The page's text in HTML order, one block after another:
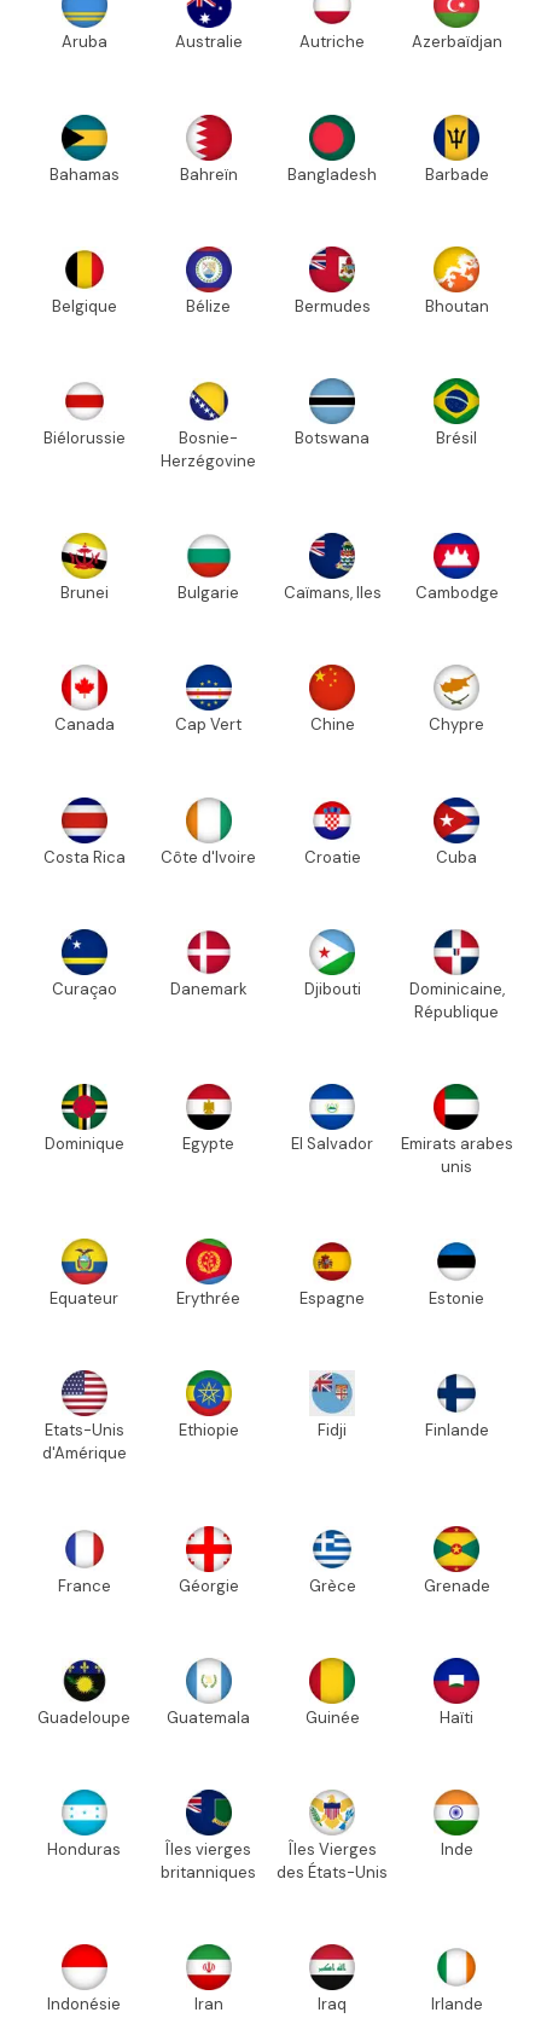
Aruba Australie Autriche Azerbaïdjan
Bahamas Bahreïn Bangladesh Barbade
Belgique Bélize Bermudes Bhoutan
Biélorussie
Bosnie-
Herzégovine
Botswana Brésil
Brunei Bulgarie Caïmans, Iles Cambodge
Canada Cap Vert Chine Chypre
Costa Rica Côte d'Ivoire Croatie Cuba
Curaçao Danemark Djibouti
Dominicaine,
République
Dominique Egypte El Salvador
Emirats arabes
unis
Equateur Erythrée Espagne Estonie
Etats-Unis
d'Amérique
Ethiopie Fidji Finlande
France Géorgie Grèce Grenade
Guadeloupe Guatemala Guinée Haïti
Honduras
Îles vierges
britanniques
Îles Vierges
des États-Unis
Inde
Indonésie Iran Iraq Irlande